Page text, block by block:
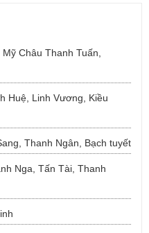
Châu Thanh Tuấn,
Huệ, Linh Vương, Kiều
Thanh Ngân, Bạch tuyết
Nga, Tấn Tài, Thanh